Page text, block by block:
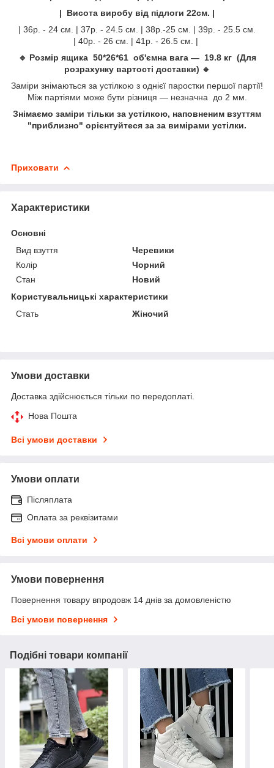
| Висота виробу від підлоги 22см. |
| 36р. - 24 см. | 37р. - 24.5 см. | 38р.-25 см. | 39р. - 25.5 см.
| 40р. - 26 см. | 41р. - 26.5 см. |
🔹 Розмір ящика 50*26*61 об'ємна вага — 19.8 кг (Для
розрахунку вартості доставки) 🔹
Заміри знімаються за устілкою з однієї паростки першої партії!
Між партіями може бути різниця — незначна до 2 мм.
Знімаємо заміри тільки за устілкою, наповненим взуттям
"приблизно" орієнтуйтеся за за вимірами устілки.
Приховати
Характеристики
Основні
Вид взуття
Черевики
Колір
Чорний
Стан
Новий
Користувальницькі характеристики
Стать
Жіночий
Умови доставки
Доставка здійснюється тільки по передоплаті.
Нова Пошта
Всі умови доставки
Умови оплати
Післяплата
Оплата за реквізитами
Всі умови оплати
Умови повернення
Повернення товару впродовж 14 днів за домовленістю
Всі умови повернення
Подібні товари компанії